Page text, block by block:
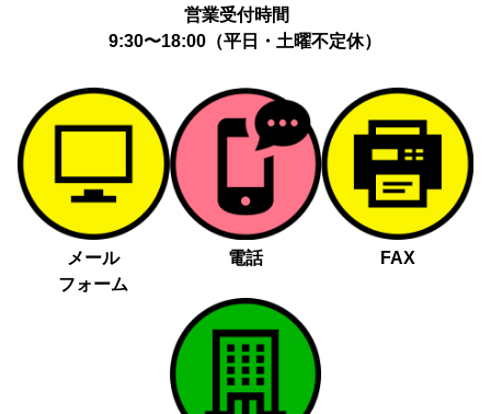
営業受付時間
9:30〜18:00（平日・土曜不定休）
メール
フォーム
電話 FAX